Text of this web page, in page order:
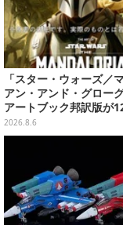
「スター・ウォーズ／
アン・アンド・グロー
アートブック邦訳版が
映画のコンセプトアート
チを掲載
2026.8.6